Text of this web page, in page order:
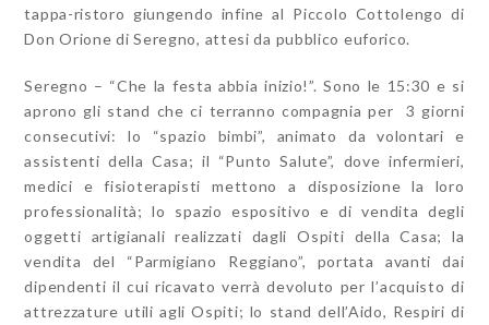
tappa-ristoro giungendo infine al Piccolo Cottolengo di
Don Orione di Seregno, attesi da pubblico euforico.
Seregno – “Che la festa abbia inizio!”. Sono le 15:30 e si
aprono gli stand che ci terranno compagnia per 3 giorni
consecutivi: lo “spazio bimbi”, animato da volontari e
assistenti della Casa; il “Punto Salute”, dove infermieri,
medici e fisioterapisti mettono a disposizione la loro
professionalità; lo spazio espositivo e di vendita degli
oggetti artigianali realizzati dagli Ospiti della Casa; la
vendita del “Parmigiano Reggiano”, portata avanti dai
dipendenti il cui ricavato verrà devoluto per l’acquisto di
attrezzature utili agli Ospiti; lo stand dell’Aido, Respiri di